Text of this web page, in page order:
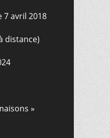
7 avril 2018
distance)
»